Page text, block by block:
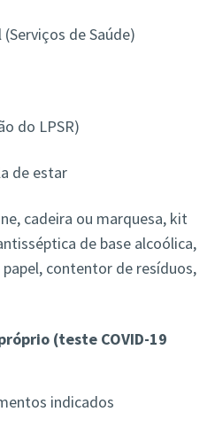
de Saúde)
do LPSR)
de estar
cadeira ou marquesa, kit
de base alcoólica,
contentor de resíduos,
(teste COVID-19
indicados